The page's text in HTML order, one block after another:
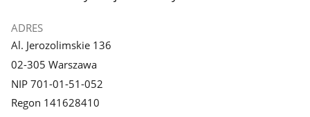
ADRES
Al. Jerozolimskie 136
02-305 Warszawa
NIP 701-01-51-052
Regon 141628410